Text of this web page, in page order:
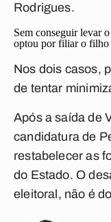
Rodrigues.
Sem conseguir levar
optou por filiar o filho
Nos dois casos,
de tentar
Após a saída de
candidatura de
restabelecer as
do Estado. O
eleitoral, não é